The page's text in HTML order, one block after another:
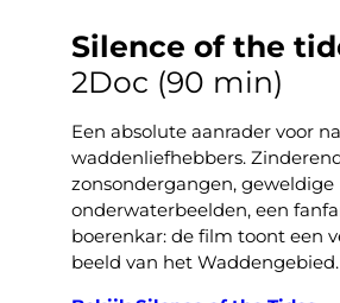
Silence of the
2Doc (90 min)
Een absolute aanrader voor
waddenliefhebbers.
zonsondergangen, geweldige
onderwaterbeelden, een
boerenkar: de film toont een
beeld van het Waddengebied.